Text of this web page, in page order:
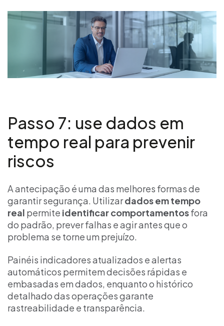
Passo 7: use dados em
tempo real para prevenir
riscos
A antecipação é uma das melhores formas de
garantir segurança. Utilizardados em tempo
real permite identificar comportamentosfora
do padrão, prever falhas e agir antes que o
problema se torne um prejuízo.
Painéis indicadores atualizados e alertas
automáticos permitem decisões rápidas e
embasadas em dados, enquanto o histórico
detalhado das operações garante
rastreabilidade e transparência.